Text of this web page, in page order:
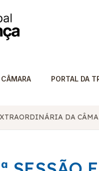
CÂMARA PORTAL DA
DA